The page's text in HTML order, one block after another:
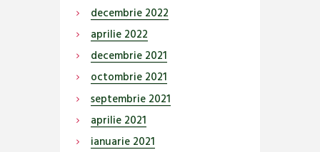
decembrie 2022
aprilie 2022
decembrie 2021
octombrie 2021
septembrie 2021
aprilie 2021
ianuarie 2021